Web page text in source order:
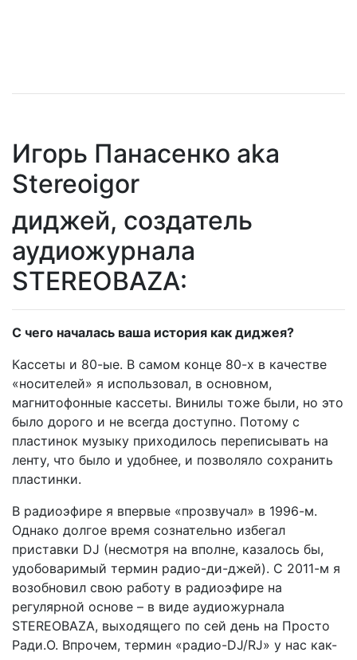
Игорь Панасенко aka
Stereoigor
диджей, создатель
аудиожурнала
STEREOBAZA:
С чего началась ваша история как диджея?
Кассеты и 80-ые. В самом конце 80-х в качестве
«носителей» я использовал, в основном,
магнитофонные кассеты. Винилы тоже были, но это
было дорого и не всегда доступно. Потому с
пластинок музыку приходилось переписывать на
ленту, что было и удобнее, и позволяло сохранить
пластинки.
В радиоэфире я впервые «прозвучал» в 1996-м.
Однако долгое время сознательно избегал
приставки DJ (несмотря на вполне, казалось бы,
удобоваримый термин радио-ди-джей). С 2011-м я
возобновил свою работу в радиоэфире на
регулярной основе – в виде аудиожурнала
STEREOBAZA, выходящего по сей день на Просто
Ради.О. Впрочем, термин «радио-DJ/RJ» у нас как-